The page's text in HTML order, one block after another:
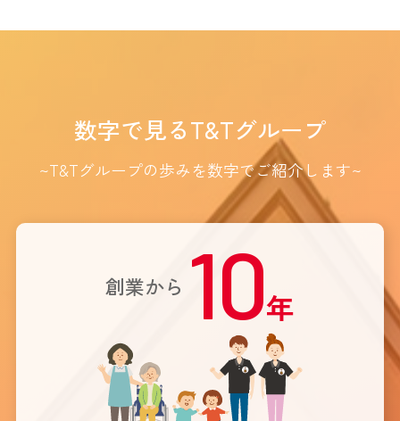
数字で見るT&Tグループ
~T&Tグループの歩みを数字でご紹介します~
創業から 10年